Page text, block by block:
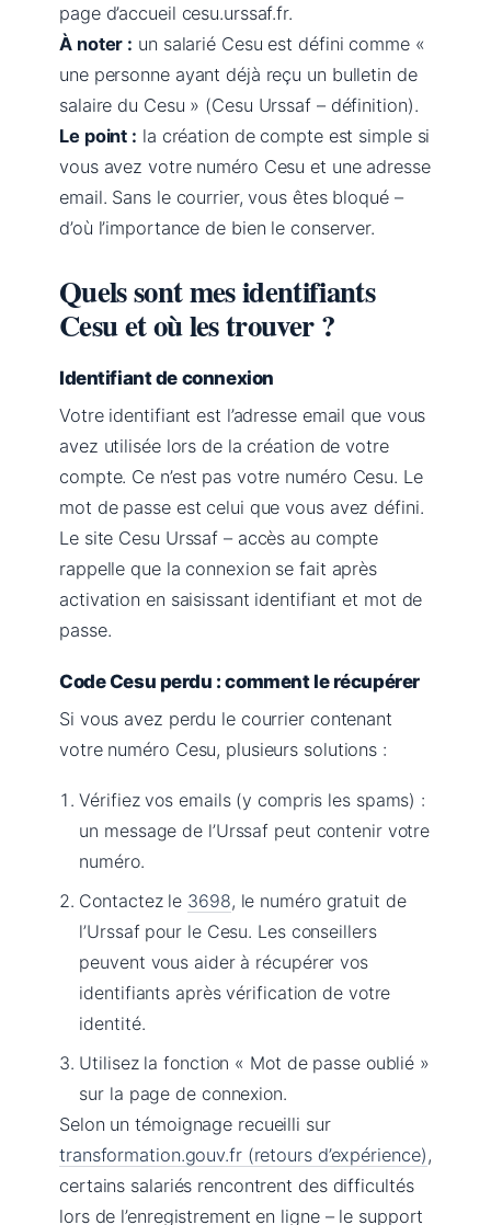
page d’accueil cesu.urssaf.fr.
À noter : un salarié Cesu est défini comme «
une personne ayant déjà reçu un bulletin de
salaire du Cesu » (Cesu Urssaf – définition).
Le point : la création de compte est simple si
vous avez votre numéro Cesu et une adresse
email. Sans le courrier, vous êtes bloqué –
d’où l’importance de bien le conserver.
Quels sont mes identifiants
Cesu et où les trouver ?
Identifiant de connexion
Votre identifiant est l’adresse email que vous
avez utilisée lors de la création de votre
compte. Ce n’est pas votre numéro Cesu. Le
mot de passe est celui que vous avez défini.
Le site Cesu Urssaf – accès au compte
rappelle que la connexion se fait après
activation en saisissant identifiant et mot de
passe.
Code Cesu perdu : comment le récupérer
Si vous avez perdu le courrier contenant
votre numéro Cesu, plusieurs solutions :
Vérifiez vos emails (y compris les spams) :
un message de l’Urssaf peut contenir votre
numéro.
Contactez le 3698, le numéro gratuit de
l’Urssaf pour le Cesu. Les conseillers
peuvent vous aider à récupérer vos
identifiants après vérification de votre
identité.
Utilisez la fonction « Mot de passe oublié »
sur la page de connexion.
Selon un témoignage recueilli sur
transformation.gouv.fr (retours d’expérience) ,
certains salariés rencontrent des difficultés
lors de l’enregistrement en ligne – le support